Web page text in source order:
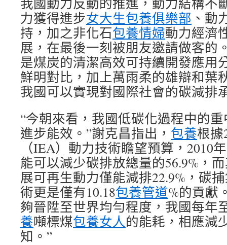
力獲得進步女大生包養俱樂部 、動
持，加之非化石包養情婦動力經濟
展，在最後一刻被朋友邀請做客的
是煤炭的清潔高效可持續開發應用
鮮明對比，加上萬雨柔的雄辯和葉
我國可以實現對國際社會的碳減排
“今朝來看，我國低碳化過程中的
進步能效。”謝克昌指出， 包養根據
（IEA）動力技術瞻望預算，2010
能可以減少碳排放總量的56.9%，
展可再生動力僅能減排22.9%，碳
術更是僅有10.18包養管道%的貢獻
夠晉陞至世界均勻程度，我國每年
養噸標煤包養女人的能耗，相應減
知。”